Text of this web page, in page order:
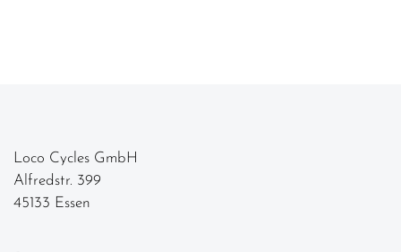
Loco Cycles GmbH
Alfredstr. 399
45133 Essen